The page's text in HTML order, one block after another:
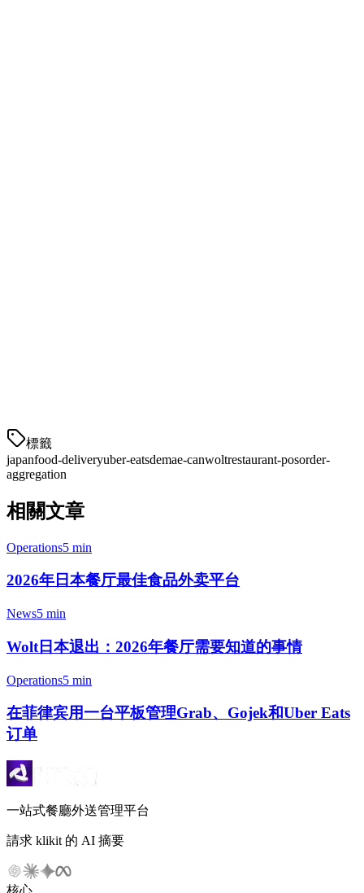
標籤
japanfood-deliveryuber-eatsdemae-canwoltrestaurant-posorder-
aggregation
相關文章
Operations5 min
2026年日本餐厅最佳食品外卖平台
News5 min
Wolt日本退出：2026年餐厅需要知道的事情
Operations5 min
在菲律宾用一台平板管理Grab、Gojek和Uber Eats
订单
一站式餐廳外送管理平台
請求 klikit 的 AI 摘要
核心